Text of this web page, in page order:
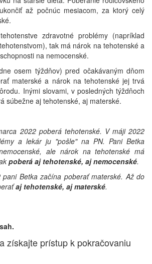
až počnúc mesiacom, za ktorý celý
zdravotné problémy (napríklad
tak má nárok na tehotenské a
na nemocenské.
osem týždňov) pred očakávaným dňom
materské a nárok na tehotenské jej trvá
Inými slovami, v posledných týždňoch
súbežne aj tehotenské, aj materské.
2022 poberá tehotenské. V máji 2022
a lekár ju "pošle" na PN. Pani Betka
ale nárok na tehotenské má
poberá aj tehotenské, aj nemocenské.
Betka začína poberať materské. Až do
aj tehotenské, aj materské.
a získajte prístup k pokračovaniu